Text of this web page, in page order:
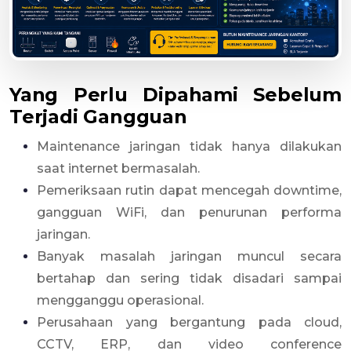
Yang Perlu Dipahami Sebelum
Terjadi Gangguan
Maintenance jaringan tidak hanya dilakukan
saat internet bermasalah.
Pemeriksaan rutin dapat mencegah downtime,
gangguan WiFi, dan penurunan performa
jaringan.
Banyak masalah jaringan muncul secara
bertahap dan sering tidak disadari sampai
mengganggu operasional.
Perusahaan yang bergantung pada cloud,
CCTV, ERP, dan video conference